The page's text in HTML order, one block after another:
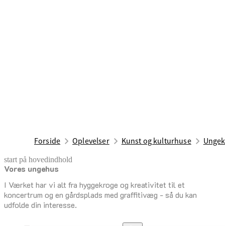
Forside Oplevelser Kunst og kulturhuse
start på hovedindhold
Vores ungehus
I Værket har vi alt fra hyggekroge og kreativitet til et
koncertrum og en gårdsplads med graffitivæg - så du kan
udfolde din interesse.
senest opdateret 2. april 2025